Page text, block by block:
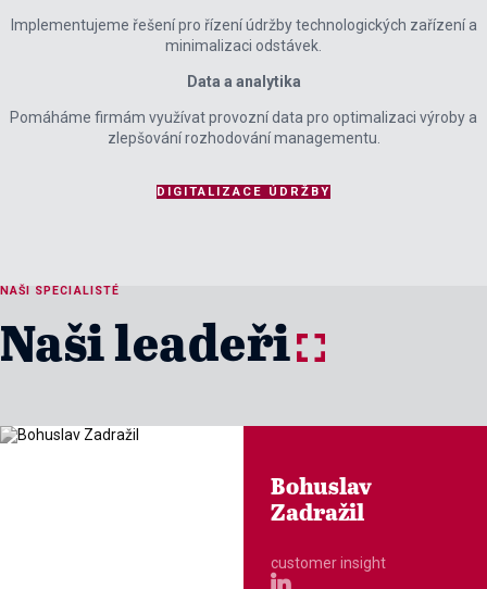
Implementujeme řešení pro řízení údržby technologických zařízení a
minimalizaci odstávek.
Data a analytika
Pomáháme firmám využívat provozní data pro optimalizaci výroby a
zlepšování rozhodování managementu.
DIGITALIZACE ÚDRŽBY
NAŠI SPECIALISTÉ
Naši leadeřiy
Bohuslav
Zadražil
customer insight